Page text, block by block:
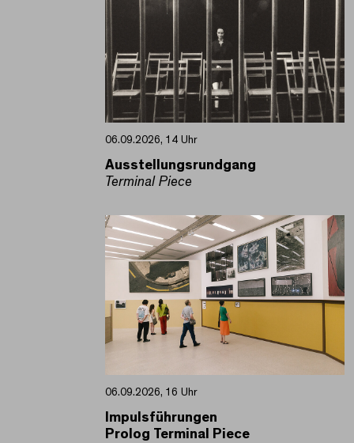
06.09.2026, 14 Uhr
Ausstellungsrundgang
Terminal Piece
06.09.2026, 16 Uhr
Impulsführungen
Prolog Terminal Piece